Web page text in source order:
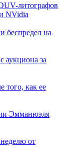
литографов
NVidia
беспредел на
аукциона за
того, как ее
Эмманюэля
от